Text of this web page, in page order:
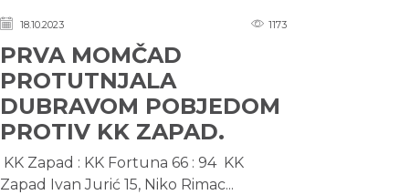
18.10.2023 1173
PRVA MOMČAD
PROTUTNJALA
DUBRAVOM POBJEDOM
PROTIV KK ZAPAD.
KK Zapad : KK Fortuna 66 : 94 KK
Zapad Ivan Jurić 15, Niko Rimac...